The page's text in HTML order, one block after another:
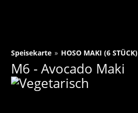
Speisekarte » HOSO MAKI (6 STÜCK)
M6 - Avocado Maki